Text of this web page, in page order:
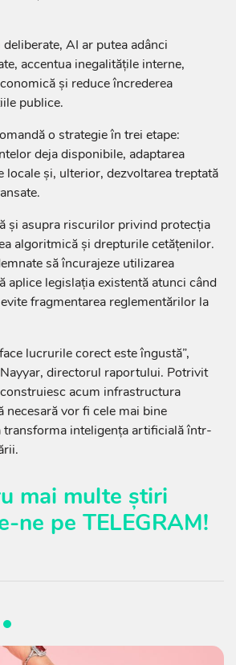
AI ar putea adânci
accentua inegalitățile interne,
și reduce încrederea
publice.
o strategie în trei etape:
deja disponibile, adaptarea
locale și, ulterior, dezvoltarea treptată
și asupra riscurilor privind protecția
algoritmică și drepturile cetățenilor.
să încurajeze utilizarea
aplice legislația existentă atunci când
fragmentarea reglementărilor la
lucrurile corect este îngustă”,
directorul raportului. Potrivit
acum infrastructura
necesară vor fi cele mai bine
transforma inteligența artificială într-
mai multe știri
ne pe TELEGRAM!